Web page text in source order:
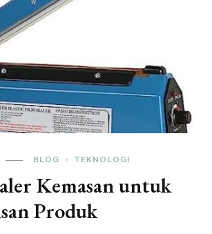
BLOG TEKNOLOGI
Kemasan untuk
Produk